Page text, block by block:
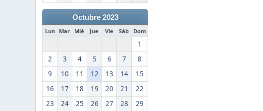
Octubre 2023
Lun Mar Mié Jue Vie Sáb Dom
1
2
3 4 5 6 7
8
9
10 11 12 13 14
15
16
17 18 19 20 21
22
23
24 25 26 27 28 29